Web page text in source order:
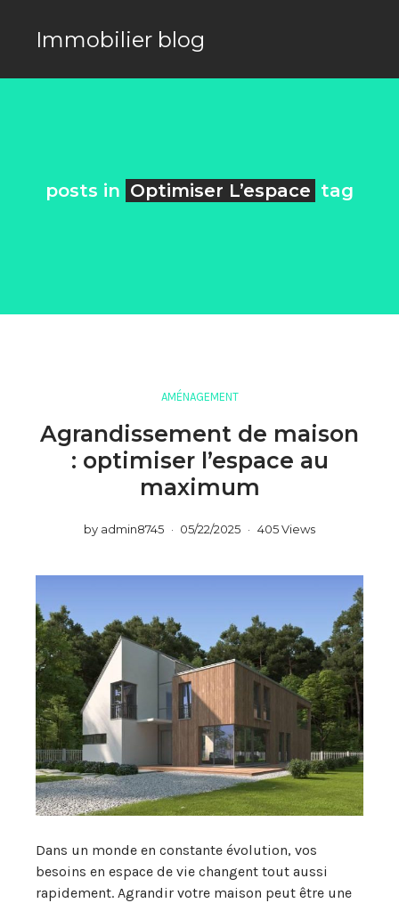
Immobilier blog
posts in Optimiser L’espace tag
AMÉNAGEMENT
Agrandissement de maison
: optimiser l’espace au
maximum
by admin8745 05/22/2025 405 Views
Dans un monde en constante évolution, vos
besoins en espace de vie changent tout aussi
rapidement. Agrandir votre maison peut être une